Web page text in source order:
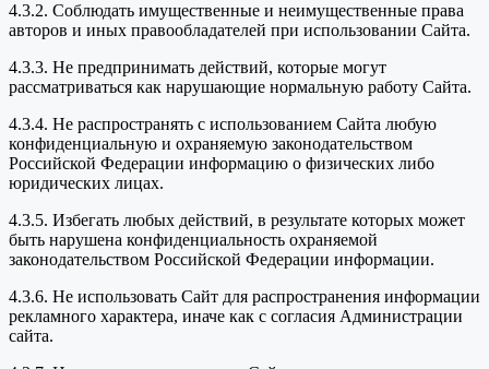
4.3.2. Соблюдать имущественные и неимущественные права
авторов и иных правообладателей при использовании Сайта.
4.3.3. Не предпринимать действий, которые могут
рассматриваться как нарушающие нормальную работу Сайта.
4.3.4. Не распространять с использованием Сайта любую
конфиденциальную и охраняемую законодательством
Российской Федерации информацию о физических либо
юридических лицах.
4.3.5. Избегать любых действий, в результате которых может
быть нарушена конфиденциальность охраняемой
законодательством Российской Федерации информации.
4.3.6. Не использовать Сайт для распространения информации
рекламного характера, иначе как с согласия Администрации
сайта.